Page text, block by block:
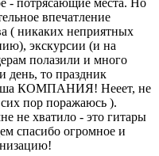
впечатление
( никаких неприятных
экскурсии (и на
полазили и много
день, то праздник
КОМПАНИЯ! Нееет, не
пор поражаюсь ).
не хватило - это гитары
спасибо огромное и